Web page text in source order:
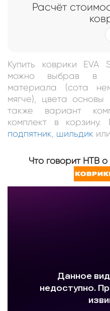
Расчёт
Купить коврики
можно выбрав в
материала (сота
мягче), цвета основы
также вариант
комплект в
подпятник шильдик или
Что говорит НТВ о